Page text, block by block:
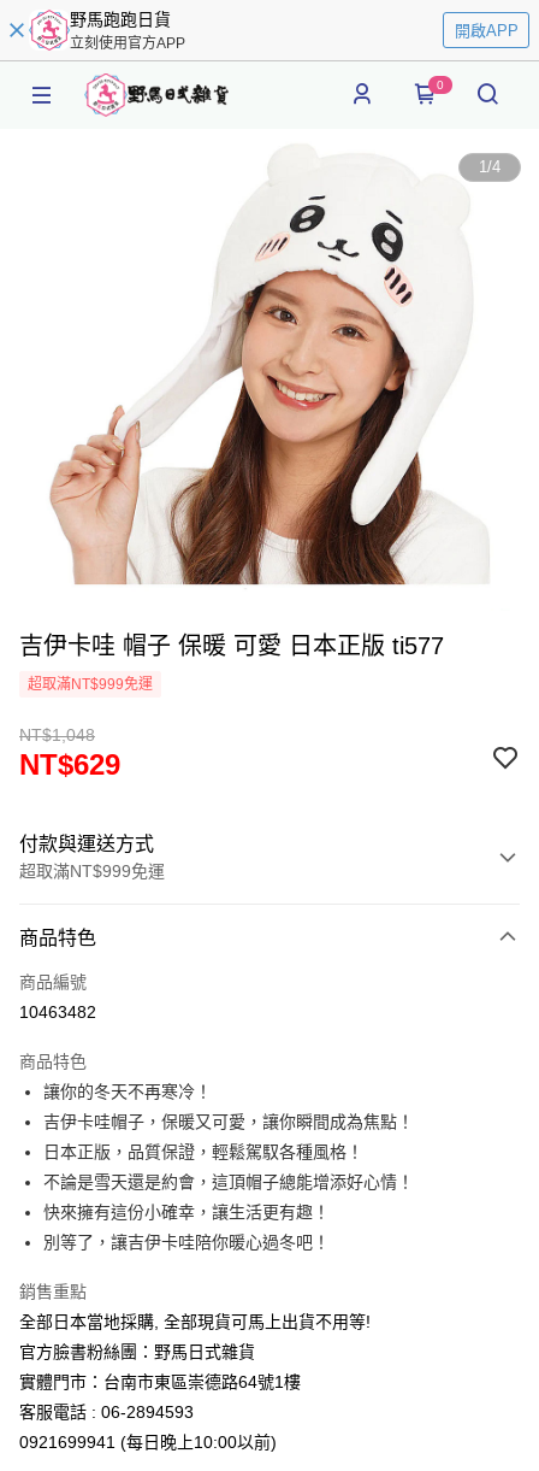
野馬跑跑日貨
立刻使用官方APP
開啟APP
0
1/4
吉伊卡哇 帽子 保暖 可愛 日本正版 ti577
超取滿NT$999免運
NT$1,048
NT$629
付款與運送方式
超取滿NT$999免運
信用卡一次付款
信用卡分期付款
合作金庫商業銀行
華南商業銀行
上海商業儲蓄銀行
台北富邦商業銀行
國泰世華商業銀行
兆豐國際商業銀行
臺灣中小企業銀行
台中商業銀行
匯豐（台灣）商業銀行
華泰商業銀行
聯邦商業銀行
遠東國際商業銀行
元大商業銀行
永豐商業銀行
台新國際商業銀行
台灣樂天信用卡公司
超商取貨付款
LINE Pay
Apple Pay
街口支付
Google Pay
ATM付款
運送方式
全家取貨付款
商品特色
商品編號
10463482
商品特色
讓你的冬天不再寒冷！
吉伊卡哇帽子，保暖又可愛，讓你瞬間成為焦點！
日本正版，品質保證，輕鬆駕馭各種風格！
不論是雪天還是約會，這頂帽子總能增添好心情！
快來擁有這份小確幸，讓生活更有趣！
別等了，讓吉伊卡哇陪你暖心過冬吧！
銷售重點
全部日本當地採購, 全部現貨可馬上出貨不用等!
官方臉書粉絲團：野馬日式雜貨
實體門市：台南市東區崇德路64號1樓
客服電話 : 06-2894593
0921699941 (每日晚上10:00以前)